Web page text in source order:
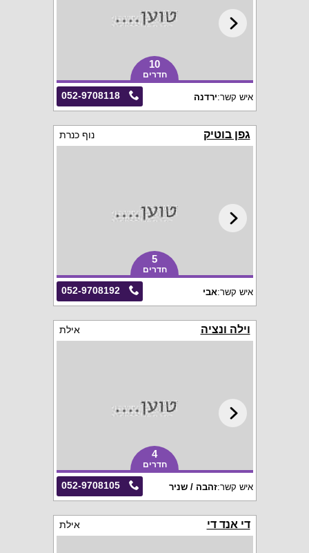
10
חדרים
052-9708118 איש קשר:ירדנה
גפן בוטיק נוף כנרת
5
חדרים
052-9708192 איש קשר:אבי
וילה ונציה אילת
4
חדרים
052-9708105 איש קשר:זהבה / שניר
די אנד די אילת